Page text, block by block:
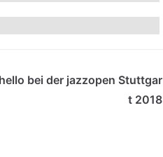
bei der jazzopen Stuttgar
t 2018